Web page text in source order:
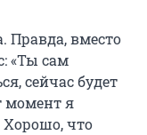
Правда, вместо
«Ты сам
сейчас будет
момент я
Хорошо, что